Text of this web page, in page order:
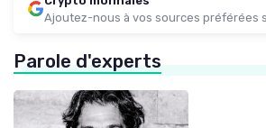
Ajoutez-nous à vos sources préférées
Parole d'experts